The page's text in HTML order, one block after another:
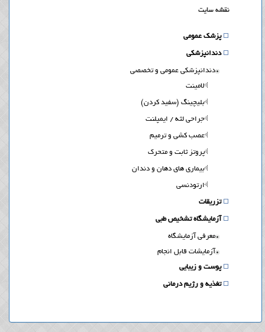
نقشه سايت
پزشک عمومی
دندانپزشکی
دندانپزشکی عمومی و تخصصی
لامینت
بلیچینگ (سفید کردن)
جراحی لثه / ایمپلنت
عصب کشی و ترمیم
پروتز ثابت و متحرک
بیماری های دهان و دندان
ارتودنسی
تزریقات
آزمایشگاه تشخیص طبی
معرفی آزمایشگاه
آزمایشات قابل انجام
پوست و زیبایی
تغذیه و رژیم درمانی